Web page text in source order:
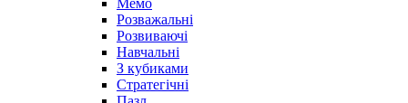
Мемо
Розважальні
Розвиваючі
Навчальні
З кубиками
Стратегічні